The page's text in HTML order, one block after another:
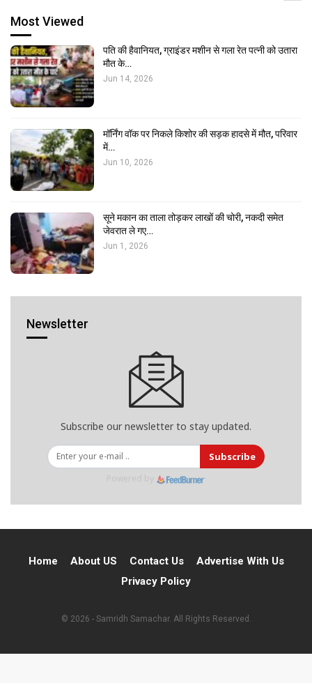
Most Viewed
पति की हैवानियत, ग्राइंडर मशीन से गला रेत पत्नी को उतारा
मौत के…
Jun 14, 2026
मॉर्निंग वॉक पर निकले किशोर की सड़क हादसे में मौत, परिवार
में…
Jun 10, 2026
सूने मकान का ताला तोड़कर लाखों की चोरी, नकदी समेत
जेवरात ले गए…
Jun 1, 2026
Newsletter
Subscribe our newsletter to stay updated.
Subscribe
Home About US Contact Us
Advertise With Us
Privacy Policy
© 2026 - Samridh Samachar. All Rights Reserved.